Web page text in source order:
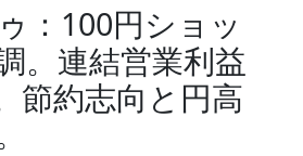
：100円ショッ
。連結営業利益
節約志向と円高